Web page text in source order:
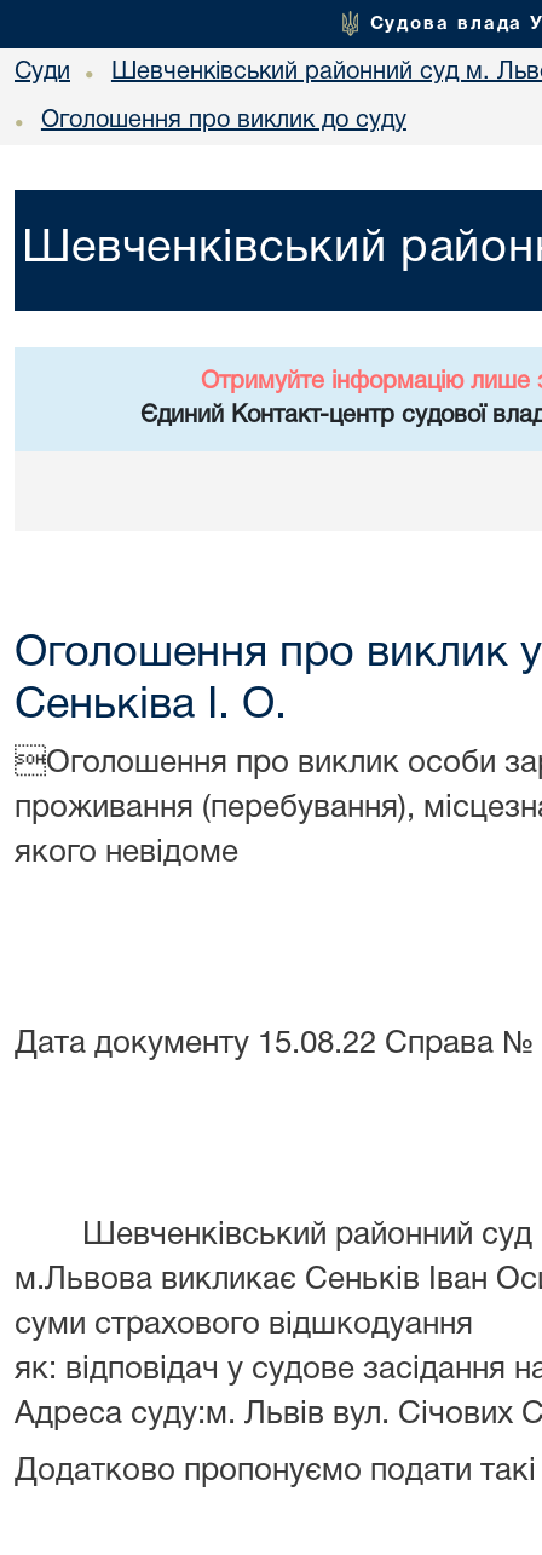
Судова влада
Суди • Шевченківський районний суд м.
• Оголошення про виклик до суду
Шевченківський
Отримуйте інформацію лише
Єдиний Контакт-центр судової
Оголошення про виклик у
Сеньківа І. О.
Оголошення про виклик особи
проживання (перебування),
якого невідоме
Дата документу 15.08.22 Справа №
Шевченківський районний суд
м.Львова викликає Сеньків Іван
суми страхового відшкодуання
як: відповідач у судове засідання
Адреса суду:м. Львів вул. Січових
Додатково пропонуємо подати